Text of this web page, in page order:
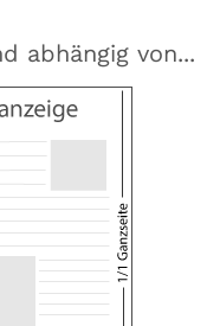
abhängig von...